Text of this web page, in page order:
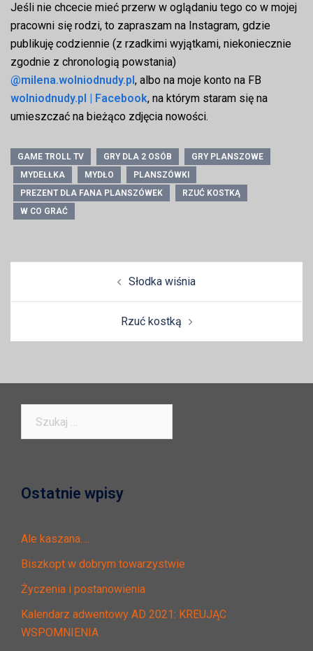
Jeśli nie chcecie mieć przerw w oglądaniu tego co w mojej
pracowni się rodzi, to zapraszam na Instagram, gdzie
publikuję codziennie (z rzadkimi wyjątkami, niekoniecznie
zgodnie z chronologią powstania)
@milena.wolniodnudy.pl, albo na moje konto na FB
wolniodnudy.pl | Facebook, na którym staram się na
umieszczać na bieżąco zdjęcia nowości.
GAME TROLL TV GRY DLA 2 OSÓB
GRY PLANSZOWE
MYDEŁŁKA
MYDŁO
PLANSZÓWKI
PREZENT DLA FANA PLANSZÓWEK
RZUĆ KOSTKĄ
W CO GRAĆ
Słodka wiśnia
Rzuć kostką
Ostatnie wpisy
Ale kaszana….
Biszkopt w dobrym towarzystwie
Życzenia i postanowienia
Kalendarz adwentowy AD 2021: KREUJĄC
WSPOMNIENIA